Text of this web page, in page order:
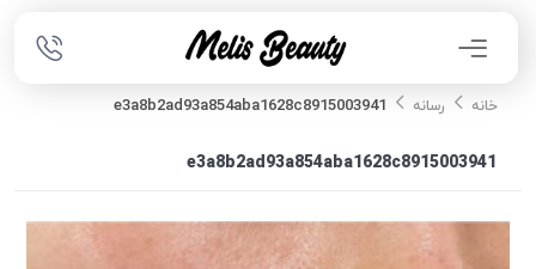
خانه رسانه e3a8b2ad93a854aba1628c8915003941
e3a8b2ad93a854aba1628c8915003941